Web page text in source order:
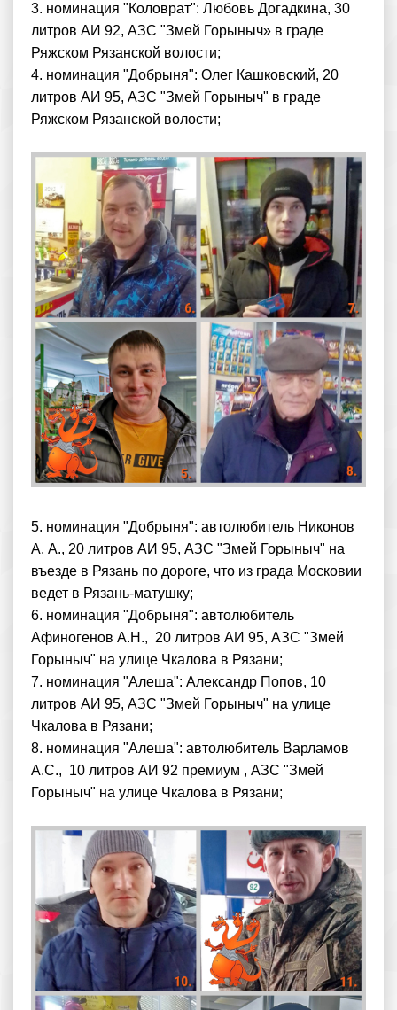
3. номинация "Коловрат": Любовь Догадкина, 30
литров АИ 92, АЗС "Змей Горыныч» в граде
Ряжском Рязанской волости;
4. номинация "Добрыня": Олег Кашковский, 20
литров АИ 95, АЗС "Змей Горыныч" в граде
Ряжском Рязанской волости;
5. номинация "Добрыня": автолюбитель Никонов
А. А., 20 литров АИ 95, АЗС "Змей Горыныч" на
въезде в Рязань по дороге, что из града Московии
ведет в Рязань-матушку;
6. номинация "Добрыня": автолюбитель
Афиногенов А.Н., 20 литров АИ 95, АЗС "Змей
Горыныч" на улице Чкалова в Рязани;
7. номинация "Алеша": Александр Попов, 10
литров АИ 95, АЗС "Змей Горыныч" на улице
Чкалова в Рязани;
8. номинация "Алеша": автолюбитель Варламов
А.С., 10 литров АИ 92 премиум , АЗС "Змей
Горыныч" на улице Чкалова в Рязани;